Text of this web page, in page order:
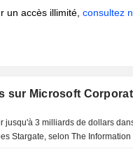
un accès illimité,consultez
sur Microsoft
jusqu'à 3 milliards de dollars
Stargate, selon The Information